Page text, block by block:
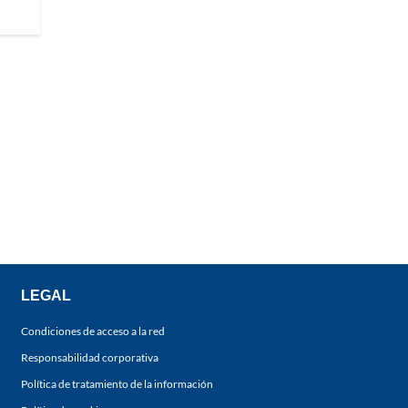
LEGAL
Condiciones de acceso a la red
Responsabilidad corporativa
Política de tratamiento de la información